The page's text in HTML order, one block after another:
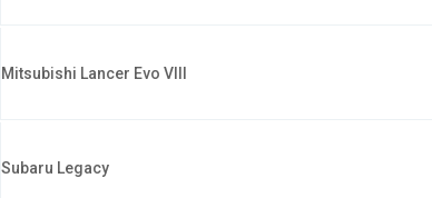
Mitsubishi Lancer Evo VIII
Subaru Legacy